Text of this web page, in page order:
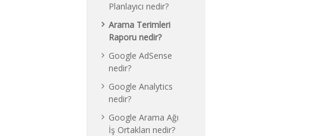
Planlayıcı nedir?
Arama Terimleri
Raporu nedir?
Google AdSense
nedir?
Google Analytics
nedir?
Google Arama Ağı
İş Ortakları nedir?